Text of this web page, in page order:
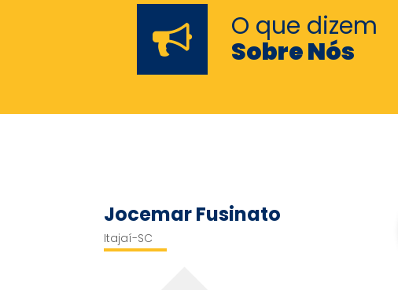
O que dizem
Sobre Nós
Jocemar Fusinato
Itajaí-SC